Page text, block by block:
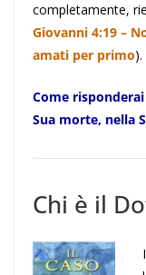
completamente,
Giovanni 4:19 –
amati per primo).
Come
Sua morte, nella
Chi è il